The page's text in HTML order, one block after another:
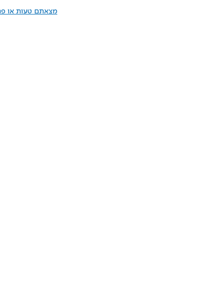
מצאתם טעות או